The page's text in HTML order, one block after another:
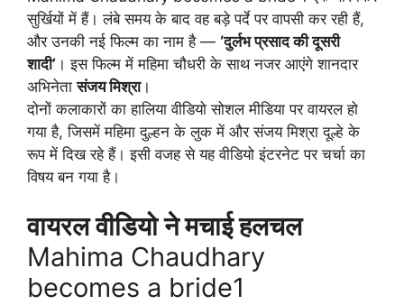
सुर्खियों में हैं। लंबे समय के बाद वह बड़े पर्दे पर वापसी कर रही हैं,
और उनकी नई फिल्म का नाम है — ‘दुर्लभ प्रसाद की दूसरी
शादी’ । इस फिल्म में महिमा चौधरी के साथ नजर आएंगे शानदार
अभिनेतासंजय मिश्रा।
दोनों कलाकारों का हालिया वीडियो सोशल मीडिया पर वायरल हो
गया है, जिसमें महिमा दुल्हन के लुक में और संजय मिश्रा दूल्हे के
रूप में दिख रहे हैं। इसी वजह से यह वीडियो इंटरनेट पर चर्चा का
विषय बन गया है।
वायरल वीडियो ने मचाई हलचल
Mahima Chaudhary
becomes a bride1